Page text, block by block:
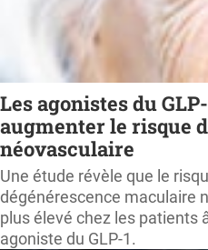
Les agonistes du
augmenter le risque
néovasculaire
Une étude révèle que le
dégénérescence maculaire
plus élevé chez les patients
agoniste du GLP-1.